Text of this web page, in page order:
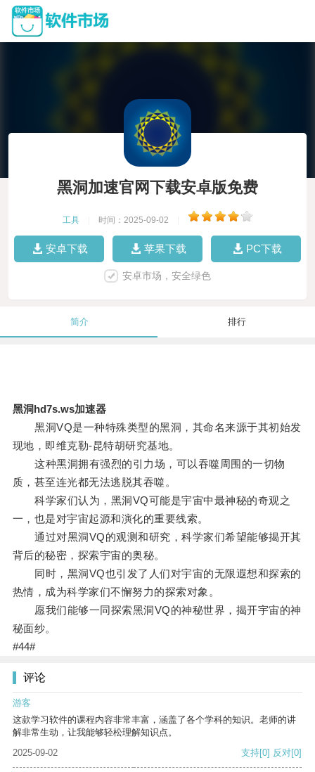
黑洞加速官网下载安卓版免费
工具 时间：2025-09-02
安卓下载 苹果下载 PC下载
安卓市场，安全绿色
简介 排行
黑洞hd7s.ws加速器
黑洞VQ是一种特殊类型的黑洞，其命名来源于其初始发
现地，即维克勒-昆特胡研究基地。
这种黑洞拥有强烈的引力场，可以吞噬周围的一切物
质，甚至连光都无法逃脱其吞噬。
科学家们认为，黑洞VQ可能是宇宙中最神秘的奇观之
一，也是对宇宙起源和演化的重要线索。
通过对黑洞VQ的观测和研究，科学家们希望能够揭开其
背后的秘密，探索宇宙的奥秘。
同时，黑洞VQ也引发了人们对宇宙的无限遐想和探索的
热情，成为科学家们不懈努力的探索对象。
愿我们能够一同探索黑洞VQ的神秘世界，揭开宇宙的神
秘面纱。
#44#
评论
游客
这款学习软件的课程内容非常丰富，涵盖了各个学科的知识。老师的讲
解非常生动，让我能够轻松理解知识点。
2025-09-02
支持[0] 反对[0]